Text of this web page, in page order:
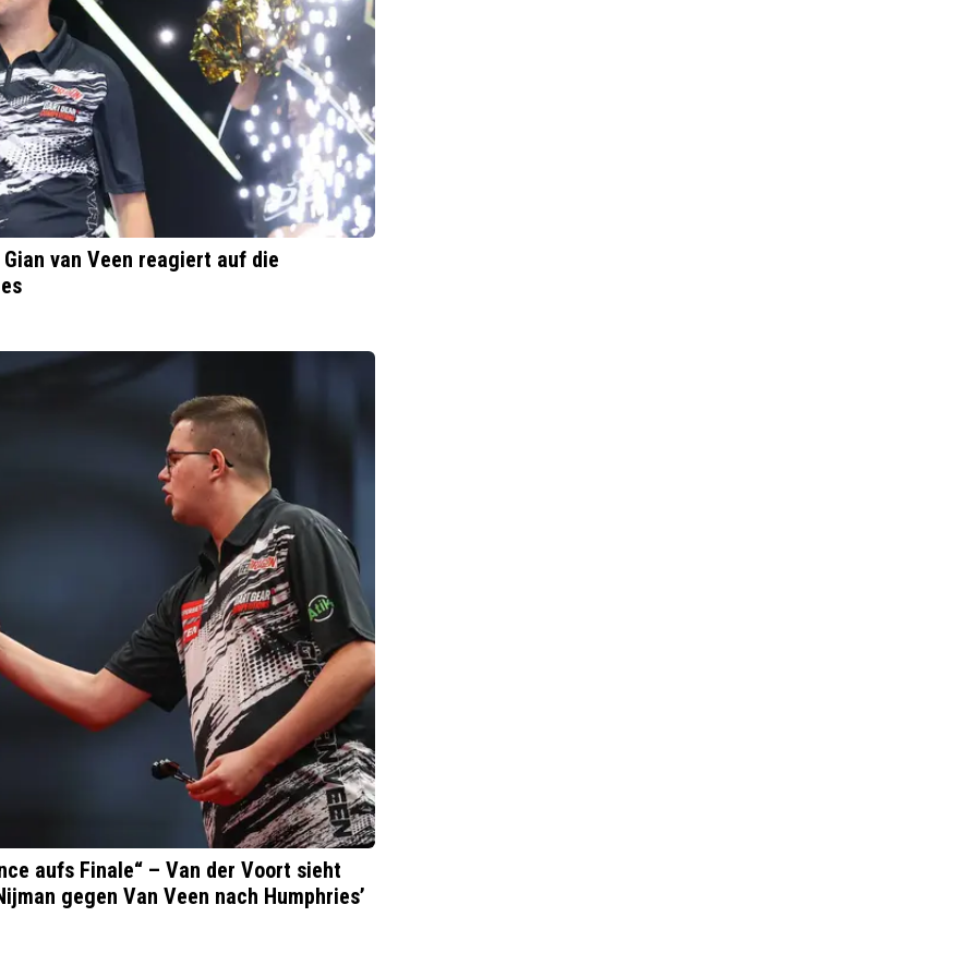
van Veen reagiert auf die
aufs Finale“ – Van der Voort sieht
gegen Van Veen nach Humphries’